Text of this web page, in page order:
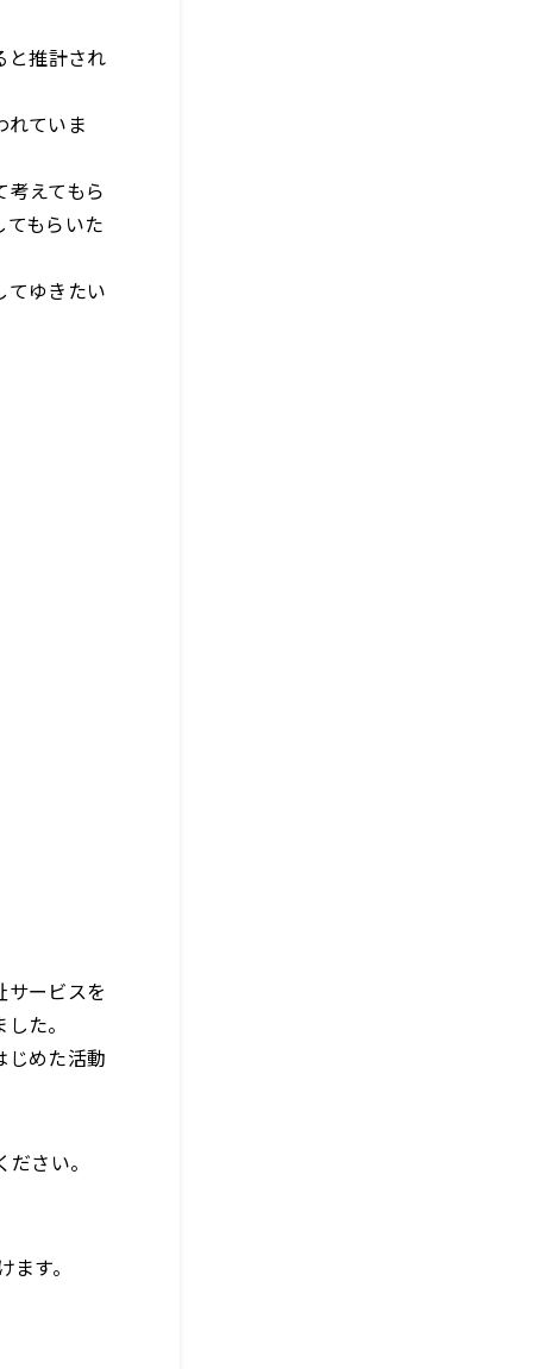
と推計され
れていま
えてもら
もらいた
てゆきたい
ービスを
た。
めた活動
さい。
す。